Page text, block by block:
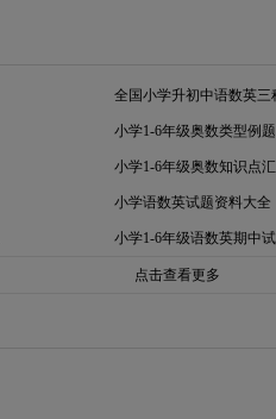
全国小学升初中语数英三
小学1-6年级奥数类型例
小学1-6年级奥数知识点
小学语数英试题资料大全
小学1-6年级语数英期中
点击查看更多